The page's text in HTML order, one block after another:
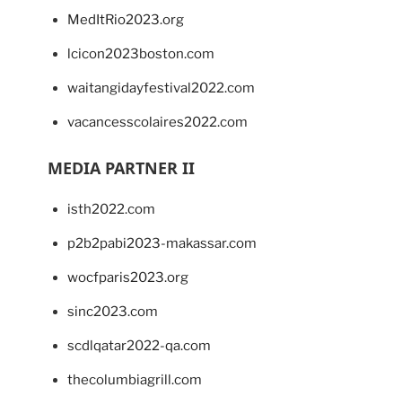
MedItRio2023.org
lcicon2023boston.com
waitangidayfestival2022.com
vacancesscolaires2022.com
MEDIA PARTNER II
isth2022.com
p2b2pabi2023-makassar.com
wocfparis2023.org
sinc2023.com
scdlqatar2022-qa.com
thecolumbiagrill.com